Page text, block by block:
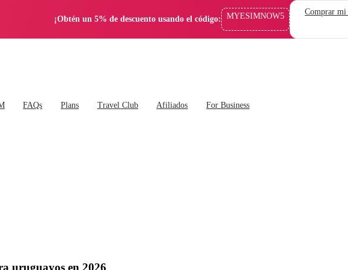
¡Obtén un 5% de descuento usando el código: MYESIMNOW5 Comprar
FAQs Plans Travel Club Afiliados For Business
uruguayos en 2026